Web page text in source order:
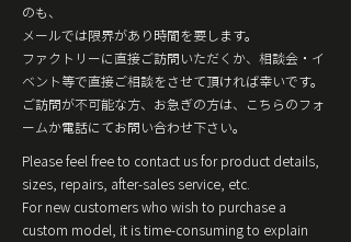
のも、
メールでは限界があり時間を要します。
ファクトリーに直接ご訪問いただくか、相談会・イ
ベント等で直接ご相談をさせて頂ければ幸いです。
ご訪問が不可能な⽅、お急ぎの⽅は、こちらのフォ
ームか電話にてお問い合わせ下さい。
Please feel free to contact us for product details,
sizes, repairs, after-sales service, etc.
For new customers who wish to purchase a
custom model, it is time-consuming to explain